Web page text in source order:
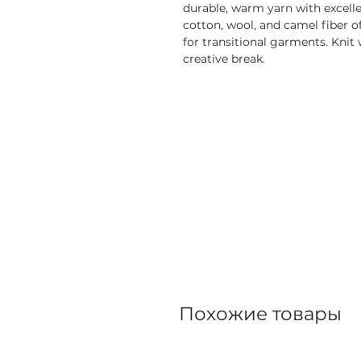
durable, warm yarn with
cotton, wool, and camel fiber
for transitional garments. Knit
creative break.
Похожие товары